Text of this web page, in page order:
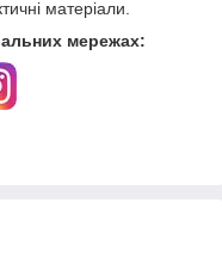
матеріали.
мережах: